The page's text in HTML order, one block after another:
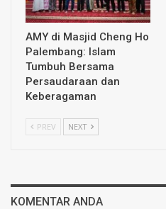
AMY di Masjid Cheng Ho
Palembang: Islam
Tumbuh Bersama
Persaudaraan dan
Keberagaman
PREV NEXT
KOMENTAR ANDA